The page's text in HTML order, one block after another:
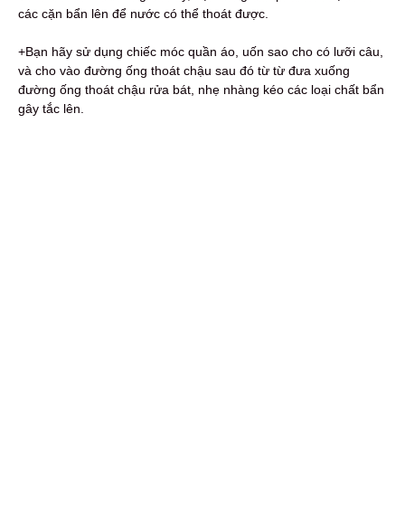
các cặn bẩn lên để nước có thể thoát được.
+Bạn hãy sử dụng chiếc móc quần áo, uốn sao cho có lưỡi câu,
và cho vào đường ống thoát chậu sau đó từ từ đưa xuống
đường ống thoát chậu rửa bát, nhẹ nhàng kéo các loại chất bẩn
gây tắc lên.